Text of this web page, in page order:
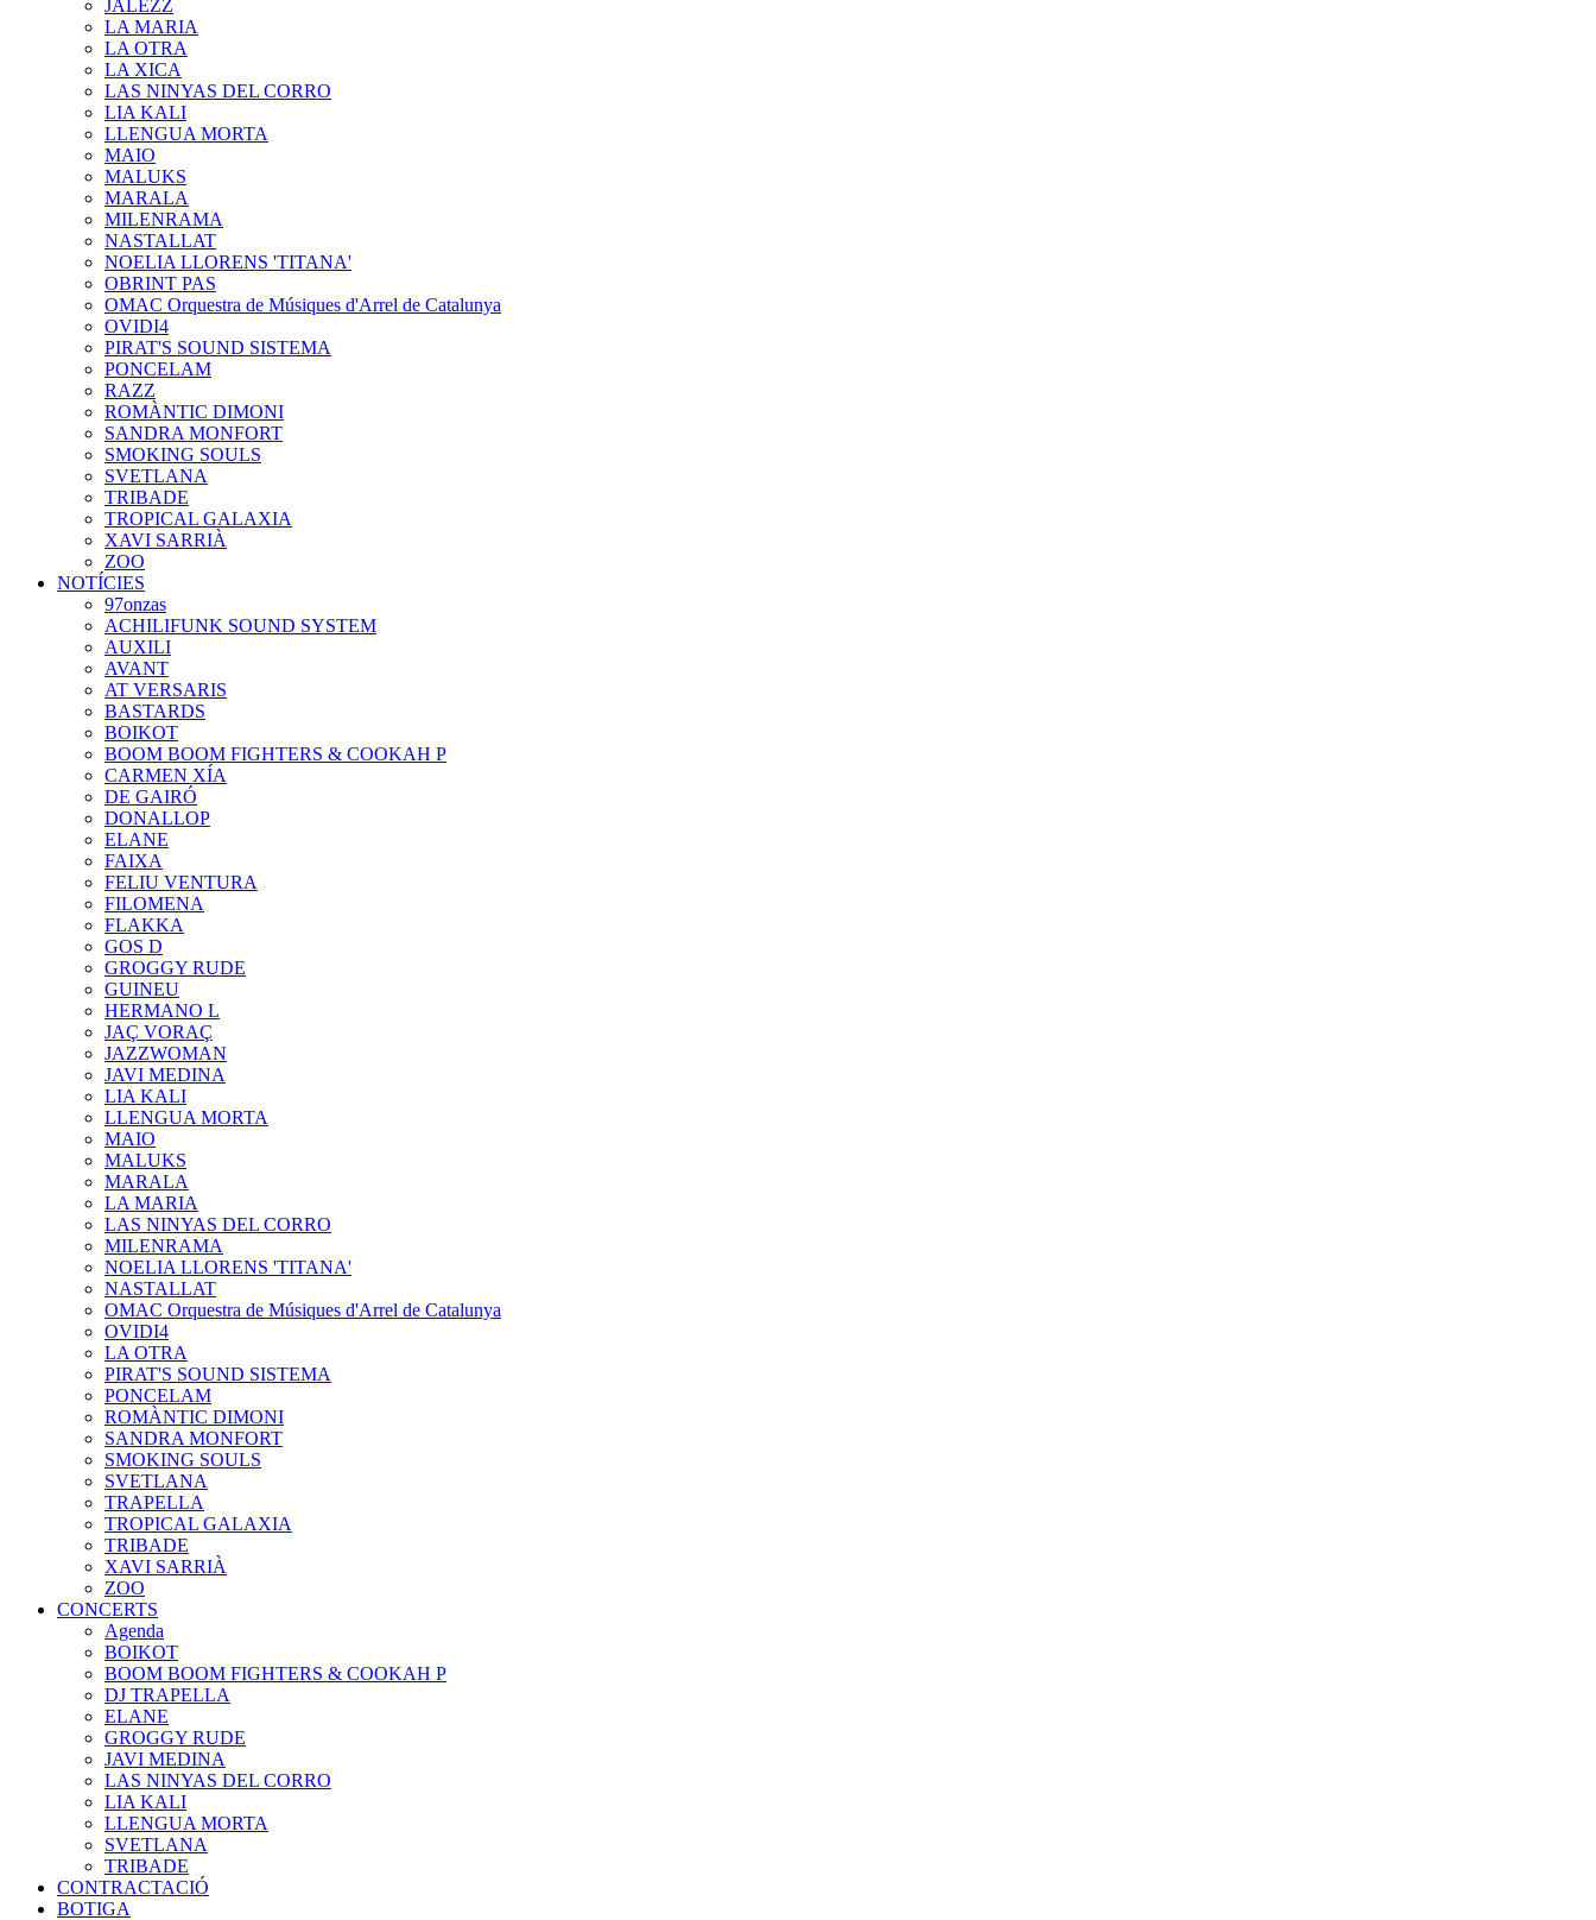
JALEZZ
LA MARIA
LA OTRA
LA XICA
LAS NINYAS DEL CORRO
LIA KALI
LLENGUA MORTA
MAIO
MALUKS
MARALA
MILENRAMA
NASTALLAT
NOELIA LLORENS 'TITANA'
OBRINT PAS
OMAC Orquestra de Músiques d'Arrel de Catalunya
OVIDI4
PIRAT'S SOUND SISTEMA
PONCELAM
RAZZ
ROMÀNTIC DIMONI
SANDRA MONFORT
SMOKING SOULS
SVETLANA
TRIBADE
TROPICAL GALAXIA
XAVI SARRIÀ
ZOO
NOTÍCIES
97onzas
ACHILIFUNK SOUND SYSTEM
AUXILI
AVANT
AT VERSARIS
BASTARDS
BOIKOT
BOOM BOOM FIGHTERS & COOKAH P
CARMEN XÍA
DE GAIRÓ
DONALLOP
ELANE
FAIXA
FELIU VENTURA
FILOMENA
FLAKKA
GOS D
GROGGY RUDE
GUINEU
HERMANO L
JAÇ VORAÇ
JAZZWOMAN
JAVI MEDINA
LIA KALI
LLENGUA MORTA
MAIO
MALUKS
MARALA
LA MARIA
LAS NINYAS DEL CORRO
MILENRAMA
NOELIA LLORENS 'TITANA'
NASTALLAT
OMAC Orquestra de Músiques d'Arrel de Catalunya
OVIDI4
LA OTRA
PIRAT'S SOUND SISTEMA
PONCELAM
ROMÀNTIC DIMONI
SANDRA MONFORT
SMOKING SOULS
SVETLANA
TRAPELLA
TROPICAL GALAXIA
TRIBADE
XAVI SARRIÀ
ZOO
CONCERTS
Agenda
BOIKOT
BOOM BOOM FIGHTERS & COOKAH P
DJ TRAPELLA
ELANE
GROGGY RUDE
JAVI MEDINA
LAS NINYAS DEL CORRO
LIA KALI
LLENGUA MORTA
SVETLANA
TRIBADE
CONTRACTACIÓ
BOTIGA